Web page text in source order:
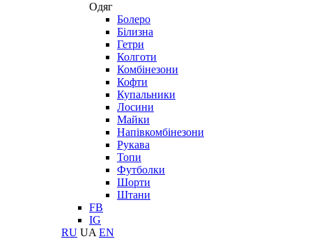
Одяг
Болеро
Білизна
Гетри
Колготи
Комбінезони
Кофти
Купальники
Лосини
Майки
Напівкомбінезони
Рукава
Топи
Футболки
Шорти
Штани
FB
IG
RU UA EN